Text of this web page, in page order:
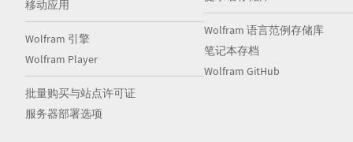
移动应用
Wolfram 引擎
Wolfram Player
批量购买与站点许可证
服务器部署选项
Wolfram 语言范例存储库
笔记本存档
Wolfram GitHub